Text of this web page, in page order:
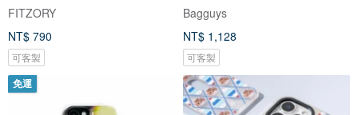
FITZORY
NT$ 790
可客製
Bagguys
NT$ 1,128
可客製
免運